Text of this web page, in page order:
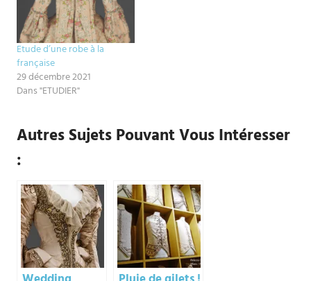
Etude d’une robe à la
française
29 décembre 2021
Dans "ETUDIER"
Autres Sujets Pouvant Vous Intéresser
: